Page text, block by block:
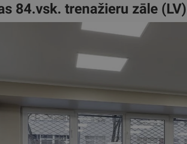
84.vsk. trenažieru zāle (LV)